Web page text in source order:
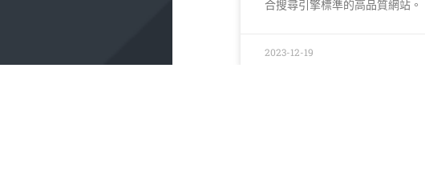
合搜尋引擎標準的高品質網站。
2023-12-19